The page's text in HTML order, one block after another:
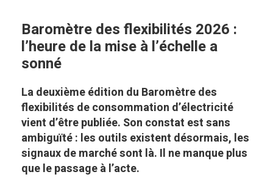
Baromètre des flexibilités 2026 :
l’heure de la mise à l’échelle a
sonné
La deuxième édition du Baromètre des
flexibilités de consommation d’électricité
vient d’être publiée. Son constat est sans
ambiguïté : les outils existent désormais, les
signaux de marché sont là. Il ne manque plus
que le passage à l’acte.